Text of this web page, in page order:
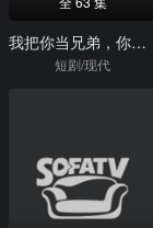
我把你当兄弟，你说我是卧底？
短剧/现代